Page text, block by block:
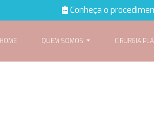
Conheça o
HOME QUEM SOMOS CIRURGIA